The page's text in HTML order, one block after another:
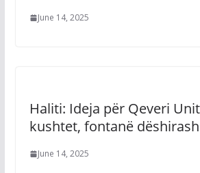
June 14, 2025
Haliti: Ideja për Qeveri
kushtet, fontanë
June 14, 2025